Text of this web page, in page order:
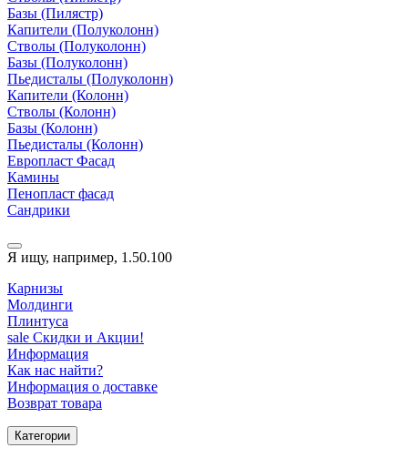
Базы (Пилястр)
Капители (Полуколонн)
Стволы (Полуколонн)
Базы (Полуколонн)
Пьедисталы (Полуколонн)
Капители (Колонн)
Стволы (Колонн)
Базы (Колонн)
Пьедисталы (Колонн)
Европласт Фасад
Камины
Пенопласт фасад
Сандрики
Я ищу, например, 1.50.100
Карнизы
Молдинги
Плинтуса
sale Скидки и Акции!
Информация
Как нас найти?
Информация о доставке
Возврат товара
Категории